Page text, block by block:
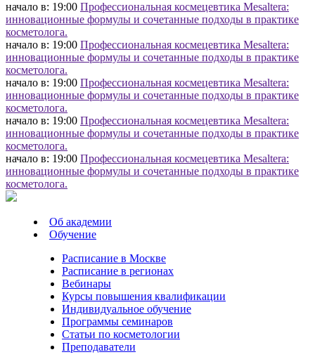
начало в: 19:00 Профессиональная космецевтика Mesaltera:
инновационные формулы и сочетанные подходы в практике
косметолога.
начало в: 19:00 Профессиональная космецевтика Mesaltera:
инновационные формулы и сочетанные подходы в практике
косметолога.
начало в: 19:00 Профессиональная космецевтика Mesaltera:
инновационные формулы и сочетанные подходы в практике
косметолога.
начало в: 19:00 Профессиональная космецевтика Mesaltera:
инновационные формулы и сочетанные подходы в практике
косметолога.
начало в: 19:00 Профессиональная космецевтика Mesaltera:
инновационные формулы и сочетанные подходы в практике
косметолога.
Об академии
Обучение
Расписание в Москве
Расписание в регионах
Вебинары
Курсы повышения квалификации
Индивидуальное обучение
Программы семинаров
Статьи по косметологии
Преподаватели